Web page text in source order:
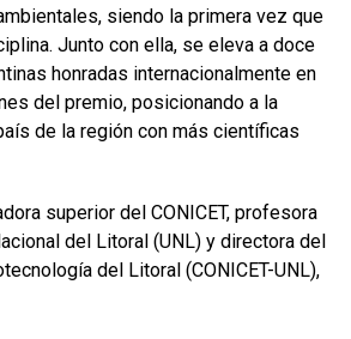
siendo la primera vez que
Junto con ella, se eleva a doce
honradas internacionalmente en
del premio, posicionando a la
de la región con más científicas
superior del CONICET, profesora
del Litoral (UNL) y directora del
del Litoral (CONICET-UNL),